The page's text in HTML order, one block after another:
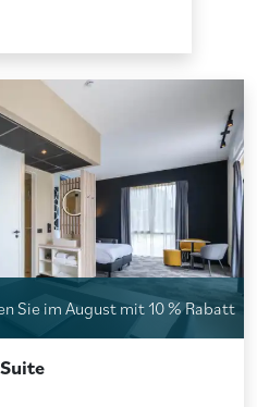
Sie im August mit 10 % Rabatt